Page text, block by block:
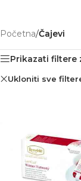
Početna/Čajevi
Prikazati filtere
Ukloniti sve